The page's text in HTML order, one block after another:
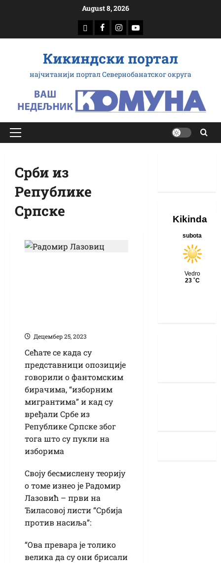
August 8, 2026
доwнлоад
Фацебоок
Инстаграм
Yоутубе
Кикиндски портал
најчитанији портал Севернобанатског округа
Примарy
Срби из
Републике
Српске
Децембер 25, 2023
Сећате се када су
представници опозиције
говорили о фантомским
бирачима, “изборним
мигрантима” и кад су
вређали Србе из
Републике Српске због
тога што су пукли на
изборима
Своју бесмислену теорију
о томе изнео је Радомир
Лазовић – први на
Ђиласовој листи “Србија
против насиља”:
“Ова превара је толико
велика да су они брисали